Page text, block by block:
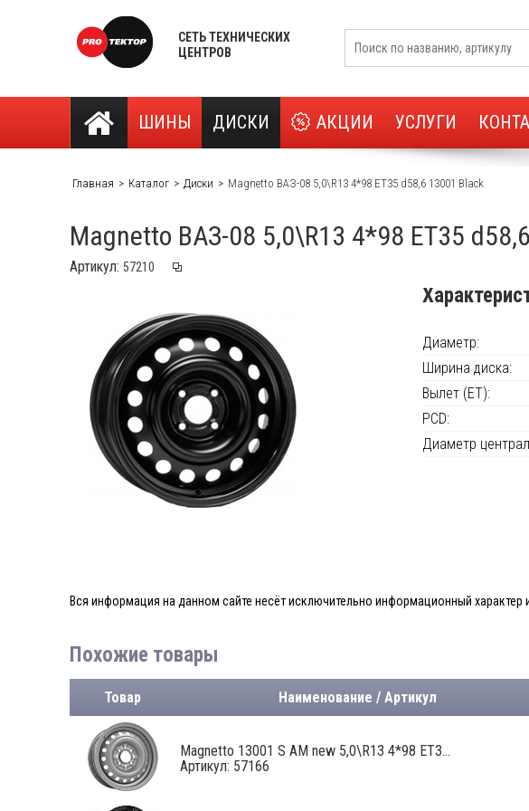
СЕТЬ ТЕХНИЧЕСКИХ
ЦЕНТРОВ
ШИНЫ ДИСКИ АКЦИИ УСЛУГИ
Главная Каталог Диски Magnetto ВАЗ-08 5,0\R13 4*98 ET35 d58,6 13001 Black
Magnetto ВАЗ-08 5,0\R13 4*98 ET35
Артикул:
Диаметр:
Ширина диска:
Вылет (ET):
PCD:
Диаметр
Вся информация на данном сайте несёт исключительно информационный
Похожие товары
Товар Наименование / Артикул
Magnetto 13001 S AM new 5,0\R13 4*98 ET3...
Артикул: 57166